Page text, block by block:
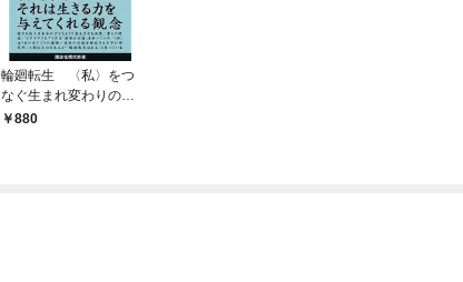
輪廻転生 〈私〉をつ
なぐ生まれ変わりの物
語880